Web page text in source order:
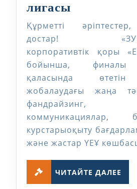
лигасы
лигасы
Құрметті
достар!
корпоративтік қоры
бойынша, финалы
қаласында өтетін
жобалаудағы жаңа
фандрайзинг,
коммуникациялар,
курстарыоқыту
және жастар ҮЕҰ
ЧИТАЙТЕ ДАЛЕЕ